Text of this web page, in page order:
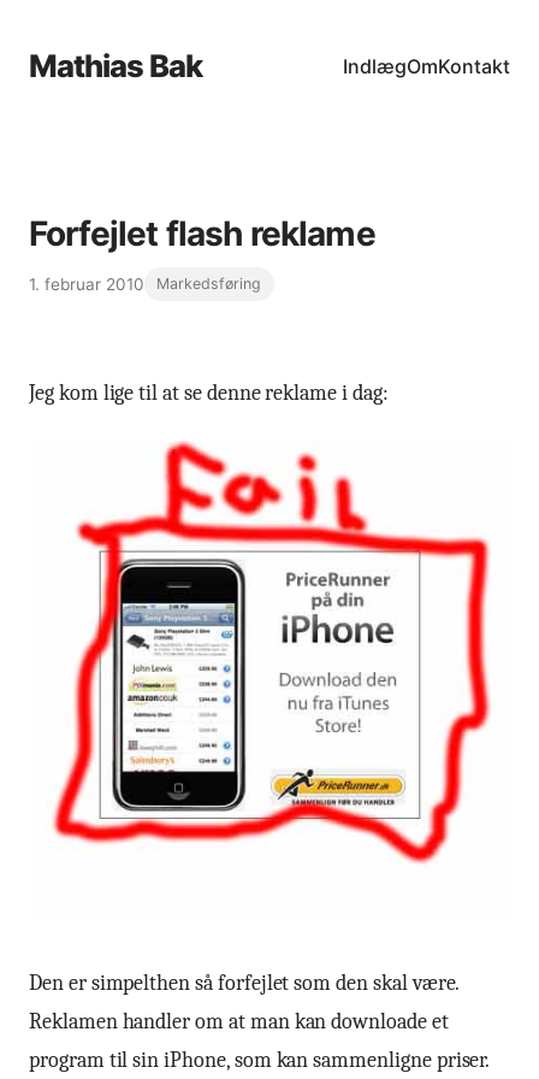
Mathias Bak IndlægOmKontakt
Forfejlet flash reklame
1. februar 2010 Markedsføring
Jeg kom lige til at se denne reklame i dag:
Den er simpelthen så forfejlet som den skal være.
Reklamen handler om at man kan downloade et
program til sin iPhone, som kan sammenligne priser.